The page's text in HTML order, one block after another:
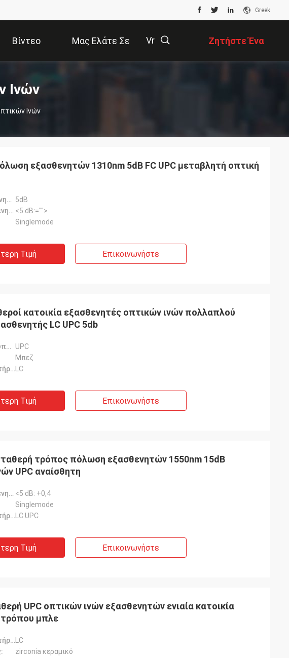
Greek
Βίντεο Μας Ελάτε Σε Vr Ζητήστε Ένα
Απόσπασμα
Ινών
Ινών
Σημάδι του John
εξασθενητών 1310nm 5dB FC UPC μεταβλητή οπτική
Τιμές εξασθενητών: 5dB
Ανοχή εξασθενητών: <5 dB:="">
Singlemode
Τιμή Επικοινωνήστε
κατοικία εξασθενητές οπτικών ινών πολλαπλού
LC UPC 5db
Πολωνικός τύπος:
UPC
Μπεζ
Τύπος συνδετήρων: LC
Τιμή Επικοινωνήστε
τρόπος πόλωση εξασθενητών 1550nm 15dB
UPC αναίσθητη
Ανοχή εξασθενητή: <5 dB: +0,4
Singlemode
Τύπος συνδετήρων: LC UPC
Τιμή Επικοινωνήστε
UPC οπτικών ινών εξασθενητών ενιαία κατοικία
μπλε
Τύπος συνδετήρων: LC
zirconia κεραμικό